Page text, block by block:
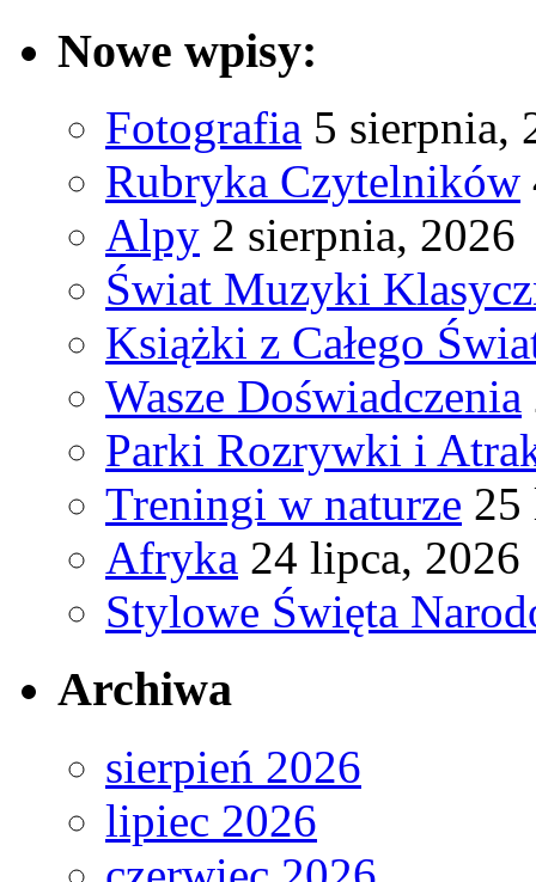
Nowe wpisy:
Fotografia 5 sierpnia,
Rubryka Czytelników
Alpy 2 sierpnia, 2026
Świat Muzyki
Książki z Całego
Wasze Doświadczenia
Parki Rozrywki i
Treningi w naturze 25
Afryka 24 lipca, 2026
Stylowe Święta
Archiwa
sierpień 2026
lipiec 2026